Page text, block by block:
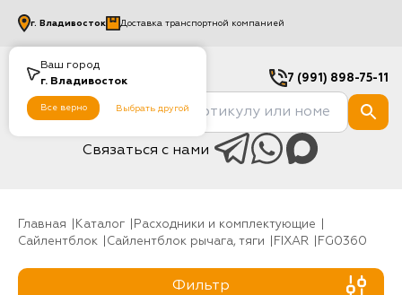
Ваш город
г. Владивосток
Все верно Выбрать другой
г. Владивосток Доставка транспортной компанией
7 (991) 898-75-11
Связаться с нами
Главная Каталог
Расходники и комплектующие
Сайлентблок
Сайлентблок рычага, тяги FIXAR FG0360
Фильтр